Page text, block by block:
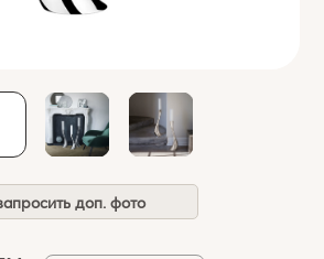
доп. фото